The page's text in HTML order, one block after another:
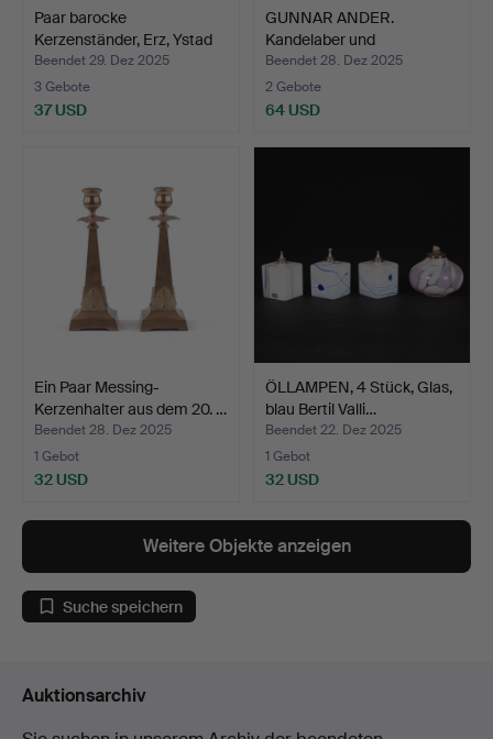
Paar barocke
Kerzenständer, Erz, Ystad
Met…
Beendet 29. Dez 2025
3 Gebote
37 USD
GUNNAR ANDER.
Kandelaber und
Kerzenhalter,…
Beendet 28. Dez 2025
2 Gebote
64 USD
Ein Paar Messing-
Kerzenhalter aus dem 20. …
Beendet 28. Dez 2025
1 Gebot
32 USD
ÖLLAMPEN, 4 Stück, Glas,
blau Bertil Valli…
Beendet 22. Dez 2025
1 Gebot
32 USD
Weitere Objekte anzeigen
Suche speichern
Auktionsarchiv